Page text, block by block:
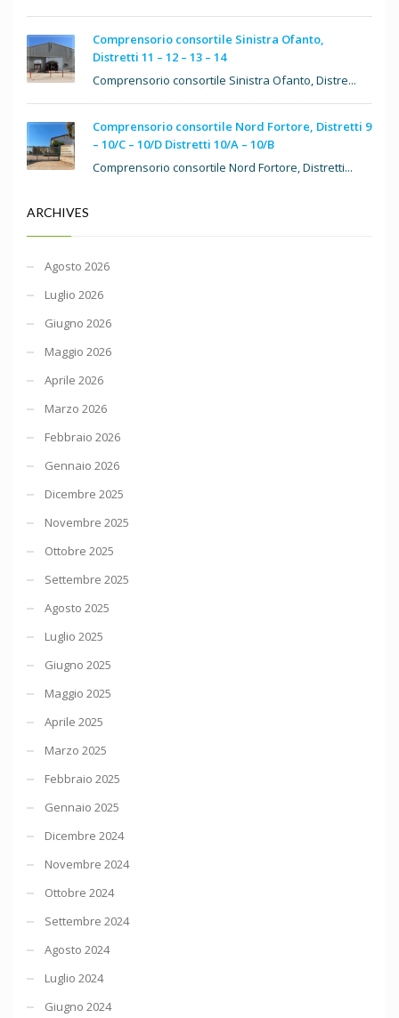
Comprensorio consortile Sinistra Ofanto,
Distretti 11 – 12 – 13 – 14
Comprensorio consortile Sinistra Ofanto, Distre...
Comprensorio consortile Nord Fortore, Distretti 9
– 10/C – 10/D Distretti 10/A – 10/B
Comprensorio consortile Nord Fortore, Distretti...
ARCHIVES
Agosto 2026
Luglio 2026
Giugno 2026
Maggio 2026
Aprile 2026
Marzo 2026
Febbraio 2026
Gennaio 2026
Dicembre 2025
Novembre 2025
Ottobre 2025
Settembre 2025
Agosto 2025
Luglio 2025
Giugno 2025
Maggio 2025
Aprile 2025
Marzo 2025
Febbraio 2025
Gennaio 2025
Dicembre 2024
Novembre 2024
Ottobre 2024
Settembre 2024
Agosto 2024
Luglio 2024
Giugno 2024